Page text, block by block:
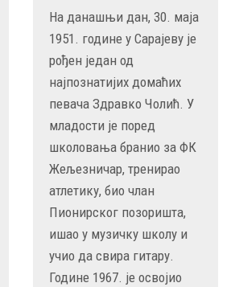
На данашњи дан, 30. маја
1951. године у Сарајеву је
рођен један од
најпознатијих домаћих
певача Здравко Чолић. У
младости је поред
школовања бранио за ФК
Жељезничар, тренирао
атлетику, био члан
Пионирског позоришта,
ишао у музичку школу и
учио да свира гитару.
Године 1967. је освојио